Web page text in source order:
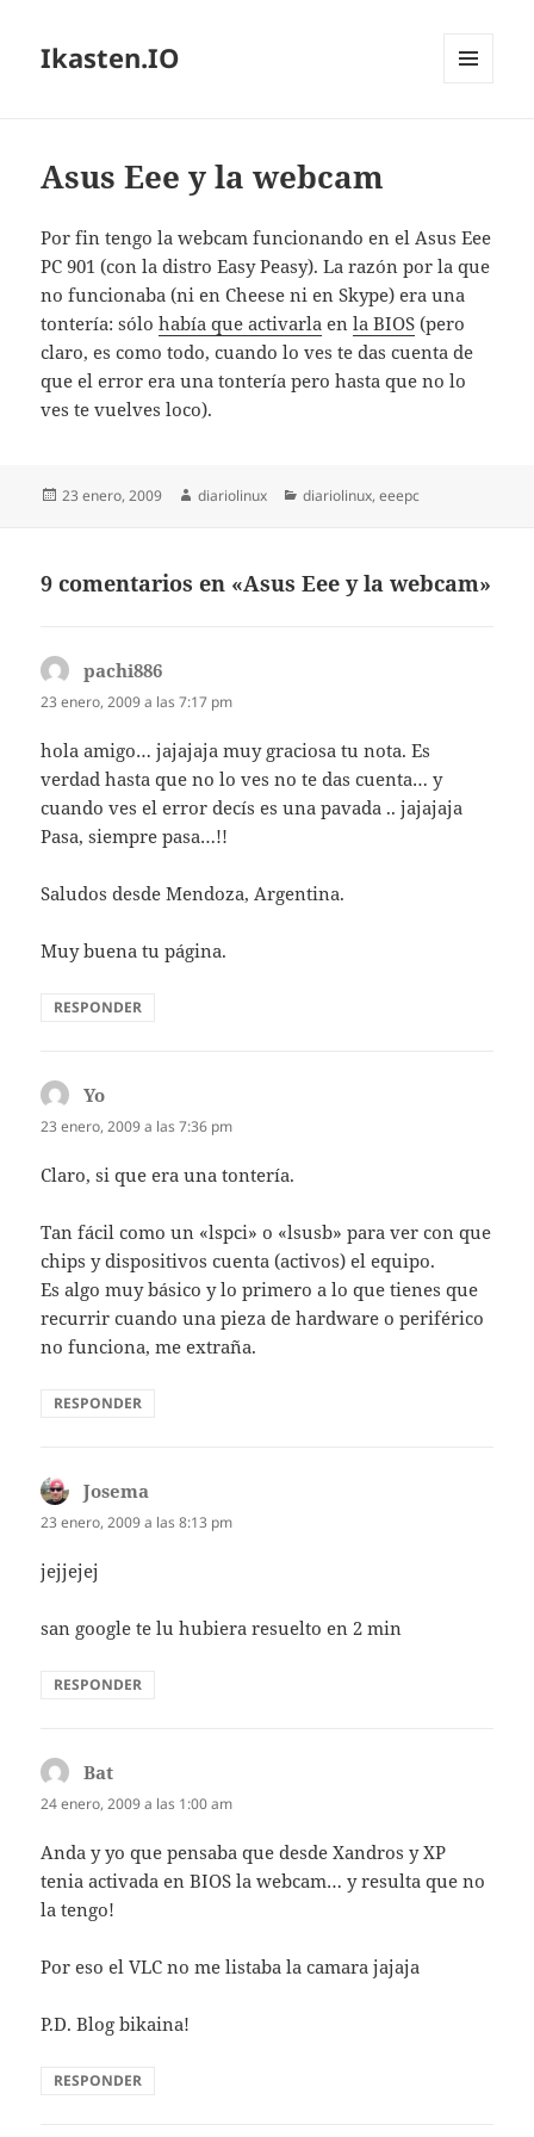
Ikasten.IO
Asus Eee y la webcam
Por fin tengo la webcam funcionando en el Asus Eee
PC 901 (con la distro Easy Peasy). La razón por la que
no funcionaba (ni en Cheese ni en Skype) era una
tontería: sólohabía que activarla enla BIOS (pero
claro, es como todo, cuando lo ves te das cuenta de
que el error era una tontería pero hasta que no lo
ves te vuelves loco).
Publicado
23 enero, 2009 Autor
diariolinux Categorías
diariolinux,eeepc
9 comentarios en «Asus Eee y la webcam»
pachi886
23 enero, 2009 a las 7:17 pm
hola amigo… jajajaja muy graciosa tu nota. Es
verdad hasta que no lo ves no te das cuenta… y
cuando ves el error decís es una pavada .. jajajaja
Pasa, siempre pasa…!!
Saludos desde Mendoza, Argentina.
Muy buena tu página.
RESPONDER
Yo
23 enero, 2009 a las 7:36 pm
Claro, si que era una tontería.
Tan fácil como un «lspci» o «lsusb» para ver con que
chips y dispositivos cuenta (activos) el equipo.
Es algo muy básico y lo primero a lo que tienes que
recurrir cuando una pieza de hardware o periférico
no funciona, me extraña.
RESPONDER
Josema
23 enero, 2009 a las 8:13 pm
jejjejej
san google te lu hubiera resuelto en 2 min
RESPONDER
Bat
24 enero, 2009 a las 1:00 am
Anda y yo que pensaba que desde Xandros y XP
tenia activada en BIOS la webcam… y resulta que no
la tengo!
Por eso el VLC no me listaba la camara jajaja
P.D. Blog bikaina!
RESPONDER